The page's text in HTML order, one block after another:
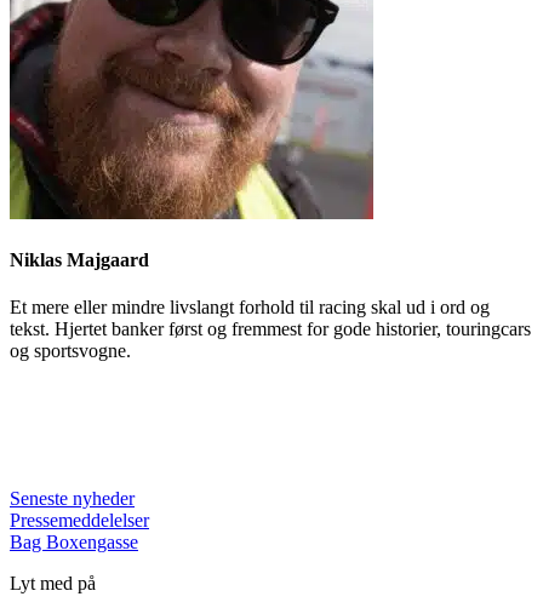
Niklas Majgaard
Et mere eller mindre livslangt forhold til racing skal ud i ord og
tekst. Hjertet banker først og fremmest for gode historier, touringcars
og sportsvogne.
Seneste nyheder
Pressemeddelelser
Bag Boxengasse
Lyt med på